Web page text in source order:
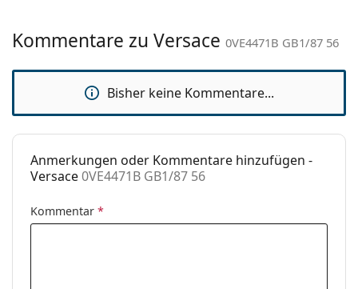
Marke:
Versace
Verwendung:
Mode
0VE4471B GB1/87 56
Kommentare zu Versace 0VE4471B GB1/87 56
Bisher keine Kommentare...
Anmerkungen oder Kommentare hinzufügen -
Versace0VE4471B GB1/87 56
Kommentar *